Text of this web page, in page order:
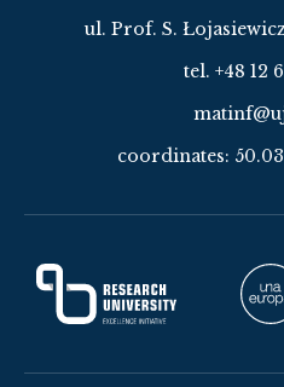
ul. Prof. S.
tel. +48 12
coordinates: